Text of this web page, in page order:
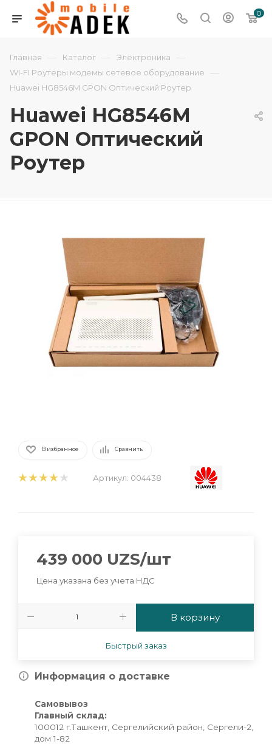
0
Главная — Каталог — Электроника —
WI-FI Роутеры модемы сетевое оборудование —
Huawei HG8546M GPON Оптический Роутер
Huawei HG8546M
GPON Оптический
Роутер
В избранное Сравнить
Артикул: 004438
439 000 UZS/шт
Цена указана без учета НДС
В корзину
Быстрый заказ
Информация о доставке
Самовывоз
Главный склад:
100012 г.Ташкент, Сергелийский район, Сергели-2,
дом 1-82